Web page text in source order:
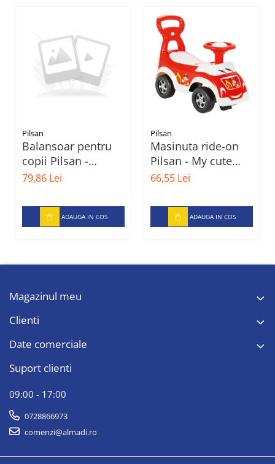
Pilsan
Balansoar pentru
copii Pilsan -
Motocicleta, verde
79,86 Lei
ADAUGA IN COS
Pilsan
Masinuta ride-on
Pilsan - My cute
first car, rosu
66,55 Lei
ADAUGA IN COS
Magazinul meu
Clienti
Date comerciale
Suport clienti
09:00 - 17:00
0728866973
comenzi@almadi.ro